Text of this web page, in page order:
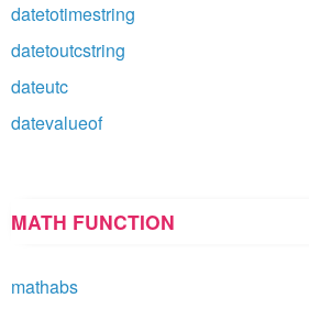
datetotimestring
datetoutcstring
dateutc
datevalueof
MATH FUNCTION
mathabs